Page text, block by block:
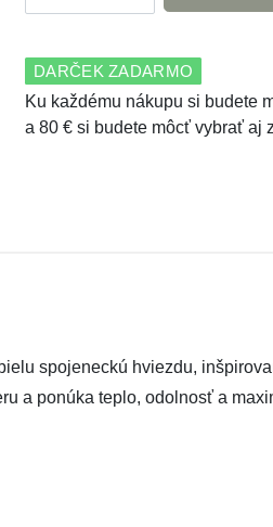
DARČEK ZADARMO
Ku každému nákupu si budete
a 80 € si budete môcť vybrať aj
spojeneckú hviezdu,
a ponúka teplo, odolnosť a